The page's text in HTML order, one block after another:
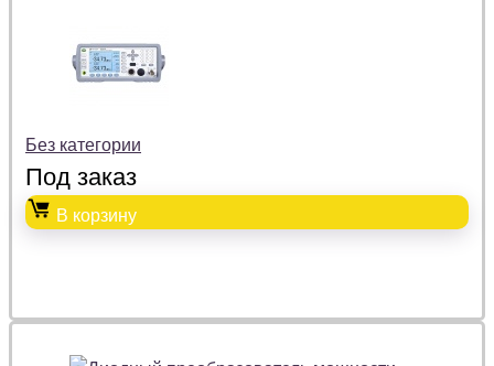
Без категории
Под заказ
В корзину